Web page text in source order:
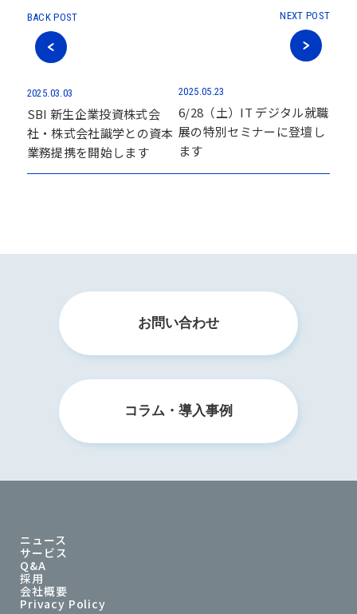
BACK POST
2025.03.03
SBI 新生企業投資株式会
社・株式会社識学との資本
業務提携を開始します
NEXT POST
2025.05.23
6/28（土）IT デジタル就職
展の特別セミナーに登壇し
ます
お問い合わせ
コラム・導入事例
ニュース
サービス
Q&A
採用
会社概要
Privacy Policy